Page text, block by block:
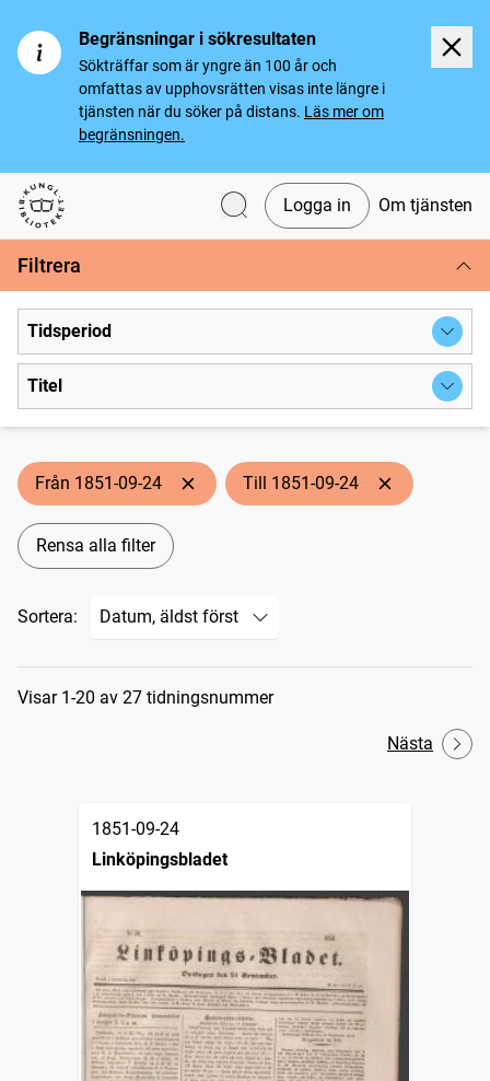
Begränsningar i sökresultaten
Sökträffar som är yngre än 100 år och
omfattas av upphovsrätten visas inte längre i
tjänsten när du söker på distans. Läs mer om
begränsningen.
Svenska tidningar
Logga in Om tjänsten
Filtrera
Tidsperiod
Titel
Från 1851-09-24 Till 1851-09-24
Rensa alla filter
Sortera:
Sökresultat
Visar 1-20 av 27 tidningsnummer
Nästa
1851-09-24
Linköpingsbladet